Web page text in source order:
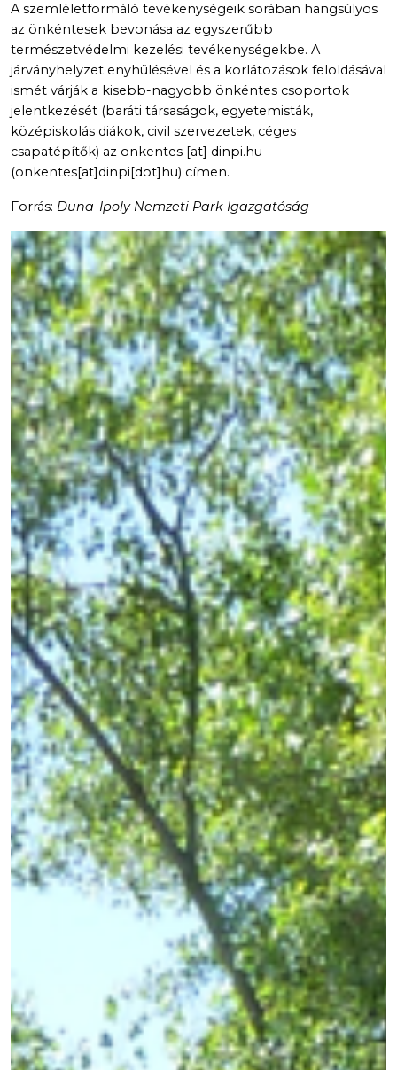
A szemléletformáló tevékenységeik sorában hangsúlyos
az önkéntesek bevonása az egyszerűbb
természetvédelmi kezelési tevékenységekbe. A
járványhelyzet enyhülésével és a korlátozások feloldásával
ismét várják a kisebb-nagyobb önkéntes csoportok
jelentkezését (baráti társaságok, egyetemisták,
középiskolás diákok, civil szervezetek, céges
csapatépítők) az onkentes [at] dinpi.hu
(onkentes[at]dinpi[dot]hu) címen.
Forrás: Duna-Ipoly Nemzeti Park Igazgatóság